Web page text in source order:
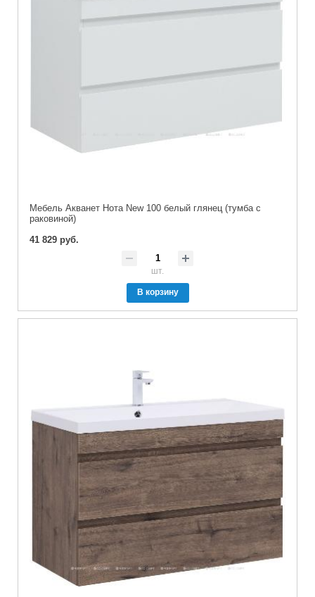
Мебель Акванет Нота New 100 белый глянец (тумба с
раковиной)
41 829 руб.
шт.
В корзину